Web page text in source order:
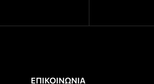
ΕΠΙΚΟΙΝΩΝΙΑ